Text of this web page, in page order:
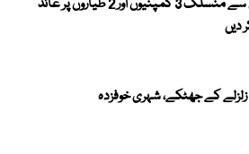
امریکا نے ایران سے منسلک 3 کمپنیوں اور 2 طیاروں پر عائد
دیں
زلزلے کے جھٹکے، شہری خوفزدہ